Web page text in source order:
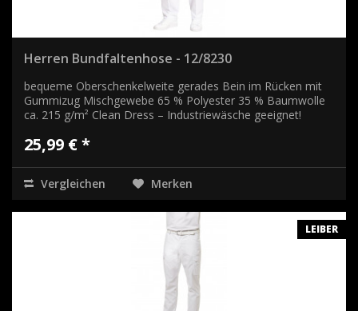
Herren Bundfaltenhose - 12/8230
bequeme Oberschenkelweite gerades Bein im Rücken mit
Gummizug Mischgewebe 65 % Polyester 35 % Baumwolle
ca. 215 g/m² Clean Dress – Industriewäsche geeignet!
25,99 € *
Vergleichen Merken
LEIBER